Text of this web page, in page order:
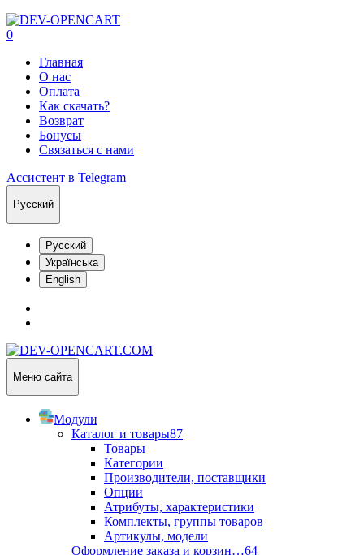
0
Главная
О нас
Оплата
Как скачать?
Возврат
Бонусы
Связаться с нами
Ассистент в Telegram
Русский
Русский
Українська
English
Меню сайта
Модули
Каталог и товары87
Товары
Категории
Производители, поставщики
Опции
Атрибуты, характеристики
Комплекты, группы товаров
Артикулы, модели
Оформление заказа и корзин…64